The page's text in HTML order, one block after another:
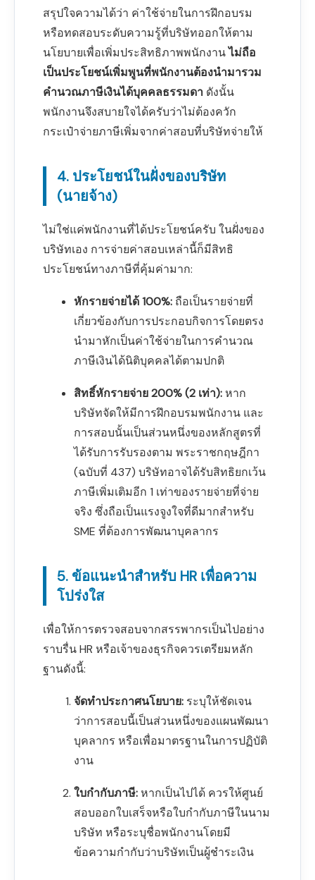
สรุปใจความได้ว่า ค่าใช้จ่ายในการฝึกอบรม
หรือทดสอบระดับความรู้ที่บริษัทออกให้ตาม
นโยบายเพื่อเพิ่มประสิทธิภาพพนักงานไม่ถือ
เป็นประโยชน์เพิ่มพูนที่พนักงานต้องนำมารวม
คำนวณภาษีเงินได้บุคคลธรรมดา ดังนั้น
พนักงานจึงสบายใจได้ครับว่าไม่ต้องควัก
กระเป๋าจ่ายภาษีเพิ่มจากค่าสอบที่บริษัทจ่ายให้
4. ประโยชน์ในฝั่งของบริษัท
(นายจ้าง)
ไม่ใช่แค่พนักงานที่ได้ประโยชน์ครับ ในฝั่งของ
บริษัทเอง การจ่ายค่าสอบเหล่านี้ก็มีสิทธิ
ประโยชน์ทางภาษีที่คุ้มค่ามาก:
หักรายจ่ายได้ 100%:ถือเป็นรายจ่ายที่
เกี่ยวข้องกับการประกอบกิจการโดยตรง
นำมาหักเป็นค่าใช้จ่ายในการคำนวณ
ภาษีเงินได้นิติบุคคลได้ตามปกติ
สิทธิ์หักรายจ่าย 200% (2 เท่า):หาก
บริษัทจัดให้มีการฝึกอบรมพนักงาน และ
การสอบนั้นเป็นส่วนหนึ่งของหลักสูตรที่
ได้รับการรับรองตาม พระราชกฤษฎีกา
(ฉบับที่ 437) บริษัทอาจได้รับสิทธิยกเว้น
ภาษีเพิ่มเติมอีก 1 เท่าของรายจ่ายที่จ่าย
จริง ซึ่งถือเป็นแรงจูงใจที่ดีมากสำหรับ
SME ที่ต้องการพัฒนาบุคลากร
5. ข้อแนะนำสำหรับ HR เพื่อความ
โปร่งใส
เพื่อให้การตรวจสอบจากสรรพากรเป็นไปอย่าง
ราบรื่น HR หรือเจ้าของธุรกิจควรเตรียมหลัก
ฐานดังนี้:
จัดทำประกาศนโยบาย:ระบุให้ชัดเจน
ว่าการสอบนี้เป็นส่วนหนึ่งของแผนพัฒนา
บุคลากร หรือเพื่อมาตรฐานในการปฏิบัติ
งาน
ใบกำกับภาษี:หากเป็นไปได้ ควรให้ศูนย์
สอบออกใบเสร็จหรือใบกำกับภาษีในนาม
บริษัท หรือระบุชื่อพนักงานโดยมี
ข้อความกำกับว่าบริษัทเป็นผู้ชำระเงิน